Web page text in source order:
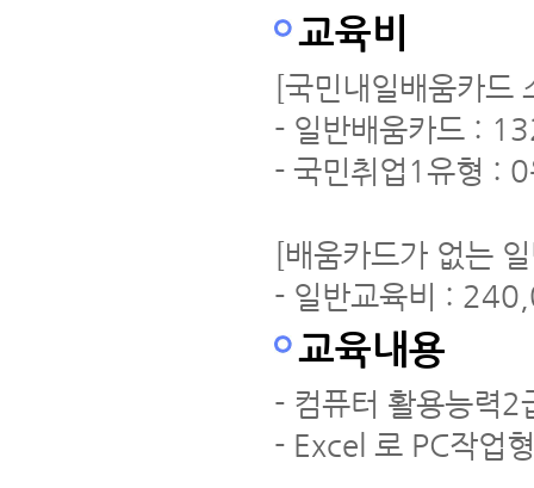
교육비
[국민내일배움카드
- 일반배움카드 :
- 국민취업1유형 :
[배움카드가 없는
- 일반교육비 :
교육내용
- 컴퓨터 활용능력2
- Excel 로 PC작업